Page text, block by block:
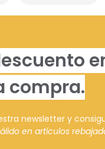
compra.
newsletter y
en artículos